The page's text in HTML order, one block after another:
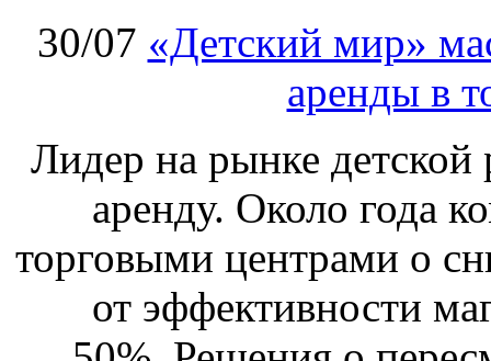
30/07 «Детский мир»
аренды в
Лидер на рынке детской
аренду. Около года
торговыми центрами о
от эффективности